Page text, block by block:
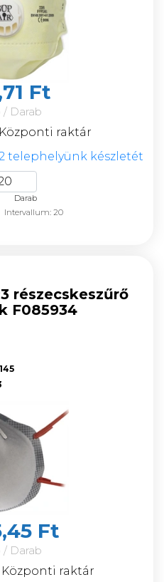
Ft
Darab
Központi raktár
telephelyünk készletét
Darab
Intervallum: 20
részecskeszűrő
F085934
Ft
Darab
Központi raktár